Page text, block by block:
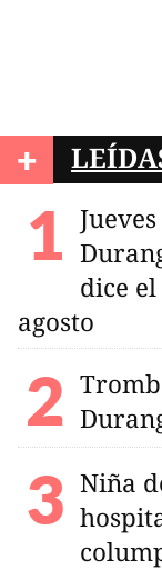
+
dice
agosto
Niña